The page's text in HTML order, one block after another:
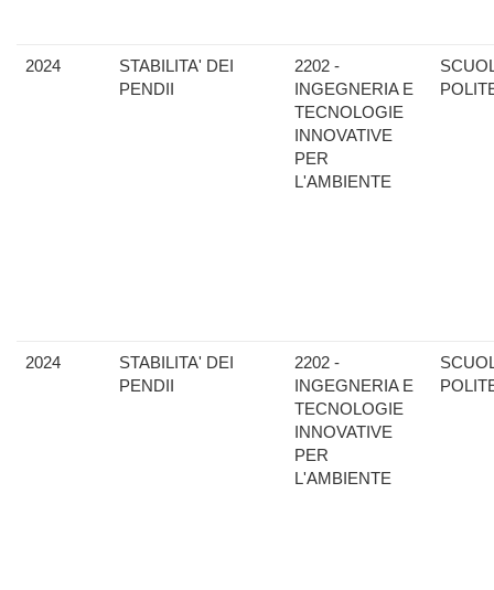
2024
STABILITA' DEI
PENDII
2202 -
INGEGNERIA E
TECNOLOGIE
INNOVATIVE
PER
L'AMBIENTE
2024
STABILITA' DEI
PENDII
2202 -
INGEGNERIA E
TECNOLOGIE
INNOVATIVE
PER
L'AMBIENTE